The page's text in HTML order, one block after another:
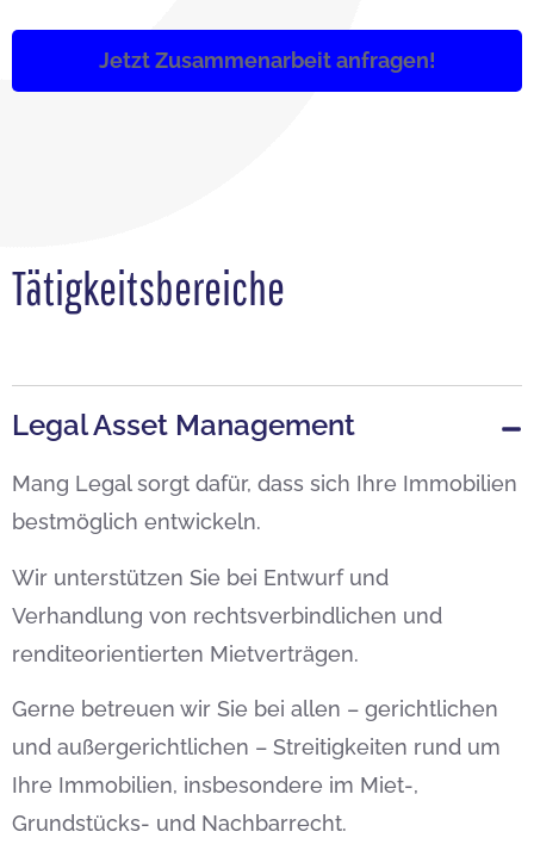
Jetzt Zusammenarbeit anfragen!
Tätigkeitsbereiche
Legal Asset Management
Mang Legal sorgt dafür, dass sich Ihre Immobilien
bestmöglich entwickeln.
Wir unterstützen Sie bei Entwurf und
Verhandlung von rechtsverbindlichen und
renditeorientierten Mietverträgen.
Gerne betreuen wir Sie bei allen – gerichtlichen
und außergerichtlichen – Streitigkeiten rund um
Ihre Immobilien, insbesondere im Miet-,
Grundstücks- und Nachbarrecht.